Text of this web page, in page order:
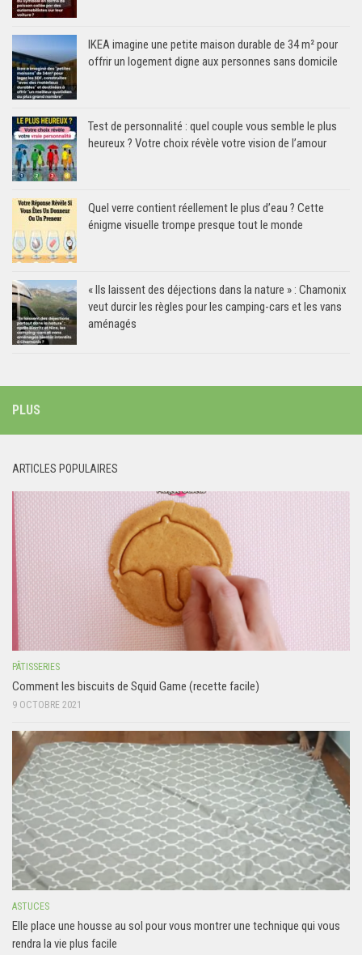
IKEA imagine une petite maison durable de 34 m² pour
offrir un logement digne aux personnes sans domicile
Test de personnalité : quel couple vous semble le plus
heureux ? Votre choix révèle votre vision de l’amour
Quel verre contient réellement le plus d’eau ? Cette
énigme visuelle trompe presque tout le monde
« Ils laissent des déjections dans la nature » : Chamonix
veut durcir les règles pour les camping-cars et les vans
aménagés
PLUS
ARTICLES POPULAIRES
PÂTISSERIES
Comment les biscuits de Squid Game (recette facile)
9 OCTOBRE 2021
ASTUCES
Elle place une housse au sol pour vous montrer une technique qui vous
rendra la vie plus facile